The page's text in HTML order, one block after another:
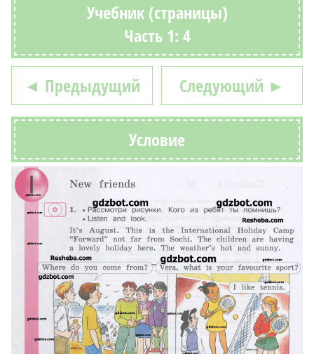
Учебник (страницы)
Часть 1: 4
◄ Предыдущий Следующий ►
Условие